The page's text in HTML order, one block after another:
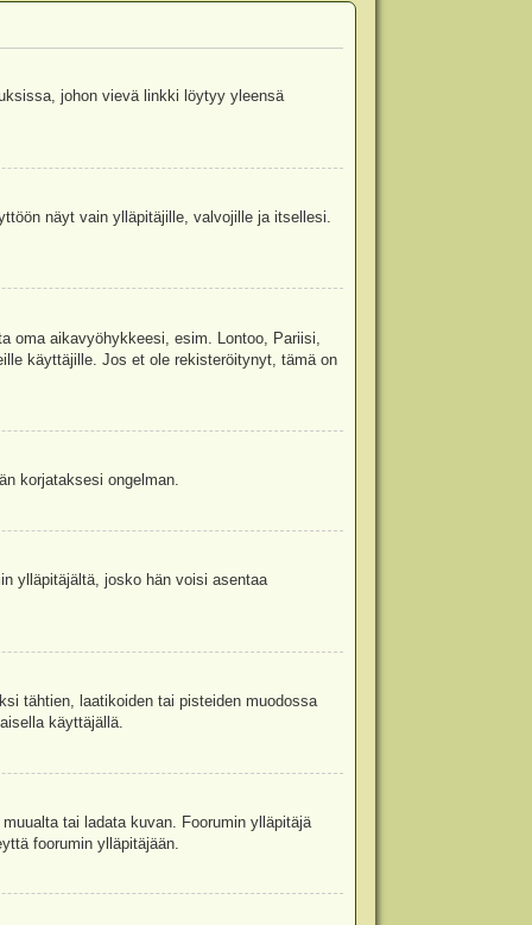
johon vievä linkki löytyy yleensä
näyt vain ylläpitäjille, valvojille ja itsellesi.
oma aikavyöhykkeesi, esim. Lontoo, Pariisi,
käyttäjille. Jos et ole rekisteröitynyt, tämä on
korjataksesi ongelman.
ylläpitäjältä, josko hän voisi asentaa
tähtien, laatikoiden tai pisteiden muodossa
käyttäjällä.
tai ladata kuvan. Foorumin ylläpitäjä
foorumin ylläpitäjään.